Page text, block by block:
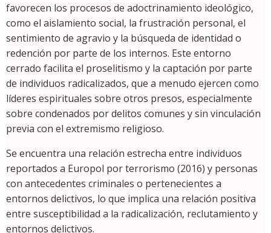
favorecen los procesos de adoctrinamiento ideológico,
como el aislamiento social, la frustración personal, el
sentimiento de agravio y la búsqueda de identidad o
redención por parte de los internos. Este entorno
cerrado facilita el proselitismo y la captación por parte
de individuos radicalizados, que a menudo ejercen como
líderes espirituales sobre otros presos, especialmente
sobre condenados por delitos comunes y sin vinculación
previa con el extremismo religioso.
Se encuentra una relación estrecha entre individuos
reportados a Europol por terrorismo (2016) y personas
con antecedentes criminales o pertenecientes a
entornos delictivos, lo que implica una relación positiva
entre susceptibilidad a la radicalización, reclutamiento y
entornos delictivos.